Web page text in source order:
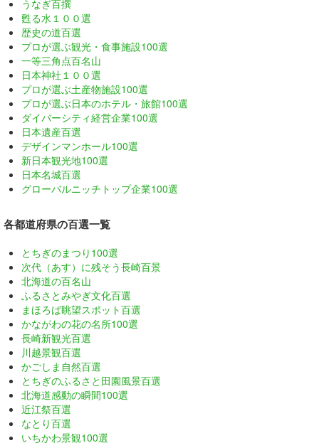
うなぎ百撰
甦る水１００選
歴史の道百選
プロが選ぶ観光・食事施設100選
一等三角点百名山
日本神社１００選
プロが選ぶ土産物施設100選
プロが選ぶ日本のホテル・旅館100選
ダイバーシティ経営企業100選
日本遺産百選
デザインマンホール100選
新日本観光地100選
日本名城百選
グローバルニッチトップ企業100選
各都道府県の百選一覧
とちぎのまつり100選
次代（あす）に残そう長崎百景
北海道の百名山
ふるさとみやぎ文化百選
まほろば眺望スポット百選
かながわの花の名所100選
長崎新観光百選
川越景観百選
かごしま自然百選
とちぎのふるさと田園風景百選
北海道感動の瞬間100選
近江祭百選
なとり百選
いちかわ景観100選